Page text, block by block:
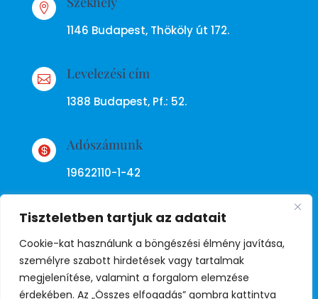
Tiszteletben tartjuk az adatait
Cookie-kat használunk a böngészési élmény javítása,
személyre szabott hirdetések vagy tartalmak
megjelenítése, valamint a forgalom elemzése
érdekében. Az „Összes elfogadás” gombra kattintva

1146 Budapest, Thököly út 172.
 Levelezési cím
1388 Budapest, Pf.: 52.
 Adószámunk
19622110-1-42
Adatkezelési tájékoztató